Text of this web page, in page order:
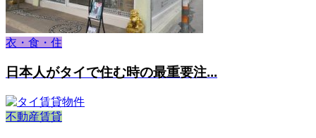
衣・食・住
日本人がタイで住む時の最重要注...
不動産賃貸